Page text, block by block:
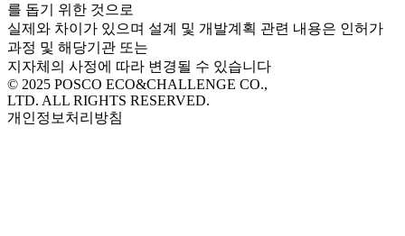
를 돕기 위한 것으로
실제와 차이가 있으며 설계 및 개발계획 관련 내용은 인허가
과정 및 해당기관 또는
지자체의 사정에 따라 변경될 수 있습니다
© 2025 POSCO ECO&CHALLENGE CO.,
LTD. ALL RIGHTS RESERVED.
개인정보처리방침